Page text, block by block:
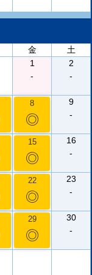
金
土
1
-
2
-
8
◎
9
-
15
◎
16
-
22
◎
23
-
29
◎
30
-